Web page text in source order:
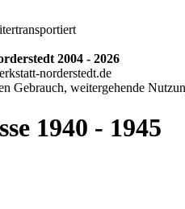
2004 - 2026
norderstedt.de
Gebrauch, weitergehende
1940 - 1945